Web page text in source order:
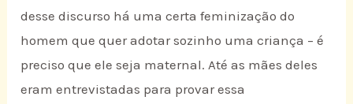
desse discurso há uma certa feminização do
homem que quer adotar sozinho uma criança – é
preciso que ele seja maternal. Até as mães deles
eram entrevistadas para provar essa